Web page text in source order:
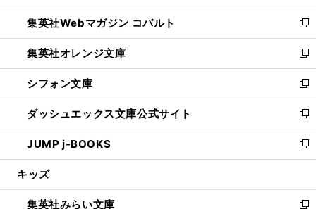
開
く
ウ
で
開
く
ン
ド
ウ
で
開
く
ウ
ィ
ン
ド
ウ
で
開
く
集英社Webマガジン コバルト
新
し
い
ウ
ィ
ン
ド
ウ
で
開
集英社オレンジ文庫
新
し
い
ウ
ィ
ン
ド
ウ
開
く
シフォン文庫
新
し
い
ウ
ィ
ン
ウ
で
ダッシュエックス文庫公式サイト
新
し
い
ウ
ン
ド
JUMP j-BOOKS
新
し
ウ
ィ
キッズ
集英社みらい文庫